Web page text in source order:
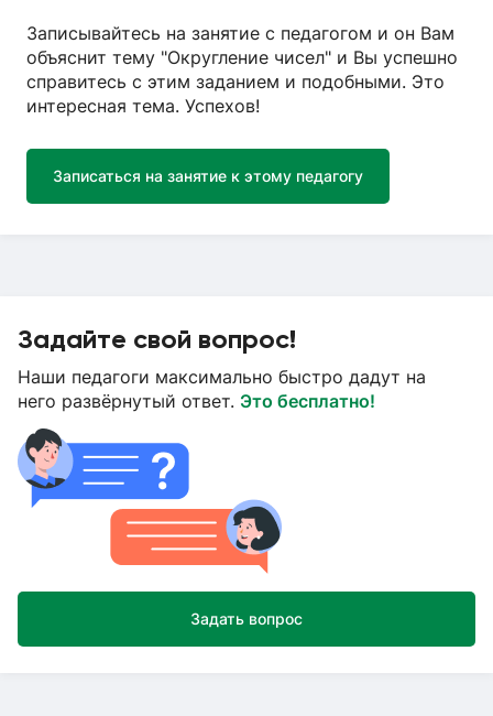
Записывайтесь на занятие с педагогом и он Вам
объяснит тему "Округление чисел" и Вы успешно
справитесь с этим заданием и подобными. Это
интересная тема. Успехов!
Записаться на занятие к этому педагогу
Задайте свой вопрос!
Наши педагоги максимально быстро дадут на
него развёрнутый ответ. Это бесплатно!
Задать вопрос